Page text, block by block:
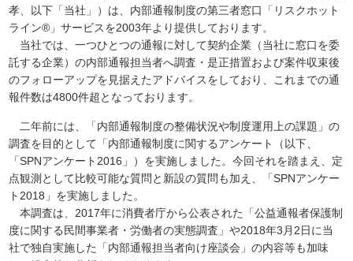
孝、以下「当社」）は、内部通報制度の第三者窓口「リスクホット
ライン®」サービスを2003年より提供しております。
当社では、一つひとつの通報に対して契約企業（当社に窓口を委
託する企業）の内部通報担当者へ調査・是正措置および案件収束後
のフォローアップを見据えたアドバイスをしており、これまでの通
報件数は4800件超となっております。
二年前には、「内部通報制度の整備状況や制度運用上の課題」の
調査を目的として「内部通報制度に関するアンケート（以下、
「SPNアンケート2016」）を実施しました。今回それを踏まえ、定
点観測として比較可能な質問と新設の質問も加え、「SPNアンケー
ト2018」を実施しました。
本調査は、2017年に消費者庁から公表された「公益通報者保護制
度に関する民間事業者・労働者の実態調査」や2018年3月2日に当
社で独自実施した「内部通報担当者向け座談会」の内容等も加味